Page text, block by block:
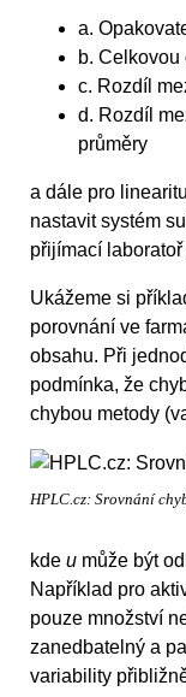
a.
b.
c. Rozdíl
d. Rozdíl
průměry
a dále pro
nastavit systém
přijímací laboratoř
Ukážeme si
porovnání ve
obsahu. Při
podmínka, že
chybou metody
HPLC.cz: Srovnání
kde u může být
Například pro
pouze množství
zanedbatelný a
variability